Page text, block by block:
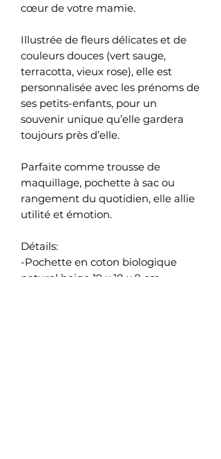
cœur de votre mamie.
Illustrée de fleurs délicates et de
couleurs douces (vert sauge,
terracotta, vieux rose), elle est
personnalisée avec les prénoms de
ses petits-enfants, pour un
souvenir unique qu’elle gardera
toujours près d’elle.
Parfaite comme trousse de
maquillage, pochette à sac ou
rangement du quotidien, elle allie
utilité et émotion.
Détails:
-Pochette en coton biologique
naturel beige 19 x 18 x 9 cm